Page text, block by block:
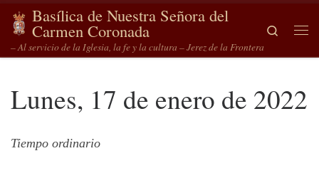
Saltar al contenido
Basílica de Nuestra Señora del
Carmen Coronada
– Al servicio de la Iglesia, la fe y la cultura – Jerez de la Frontera
Search
Lunes, 17 de enero de 2022
Tiempo ordinario